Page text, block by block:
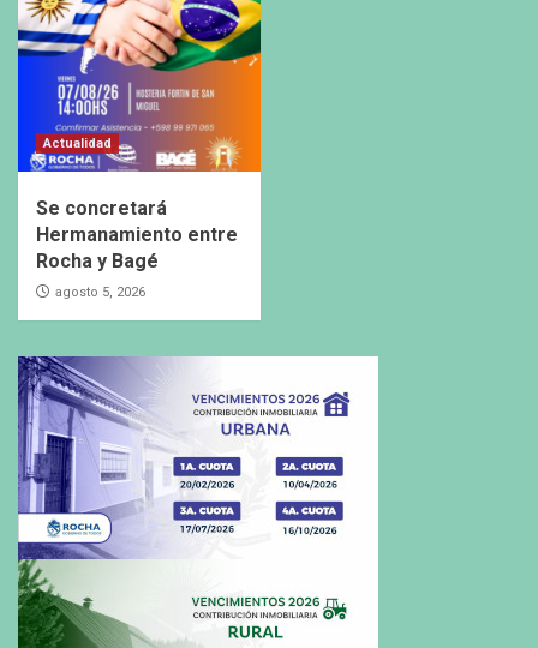
Actualidad
Se concretará
Hermanamiento entre
Rocha y Bagé
agosto 5, 2026